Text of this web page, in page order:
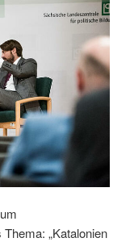
„Katalonien